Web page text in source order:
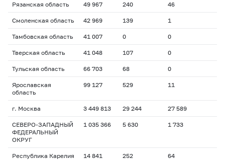
Рязанская область 49 967 240 46
Смоленская область 42 969 139 1
Тамбовская область 41 007 0 0
Тверская область 41 048 107 0
Тульская область 66 703 68 0
Ярославская
область
99 127 529 11
г. Москва 3 449 813 29 244 27 589
СЕВЕРО-ЗАПАДНЫЙ
ФЕДЕРАЛЬНЫЙ
ОКРУГ
1 035 366 5 630 1 733
Республика Карелия 14 841 252 64